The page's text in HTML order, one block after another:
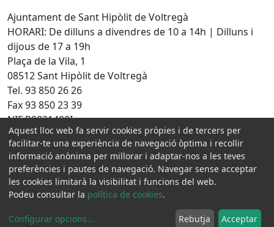
Ajuntament de Sant Hipòlit de Voltregà
HORARI: De dilluns a divendres de 10 a 14h | Dilluns i
dijous de 17 a 19h
Plaça de la Vila, 1
08512 Sant Hipòlit de Voltregà
Tel. 93 850 26 26
Fax 93 850 23 39
NIF P0821400I
Amb la col·laboració de:
Aquest lloc web fa servir cookies pròpies i de tercers per
facilitar-te una experiència de navegació òptima i recollir
informació anònima per millorar i adaptar-nos a les teves
preferències i pautes de navegació. Navegar sense acceptar
les cookies limitarà la visibilitat i funcions del web.
Podeu consultar la política de cookies.
Configurar opcions... Rebutja Acceptar